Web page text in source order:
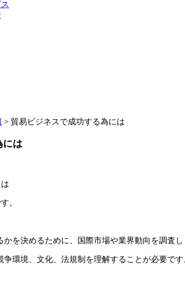
> 貿易ビジネスで成功する為には
には
。
を決めるために、国際市場や業界動向を調査し
環境、文化、法規制を理解することが必要です